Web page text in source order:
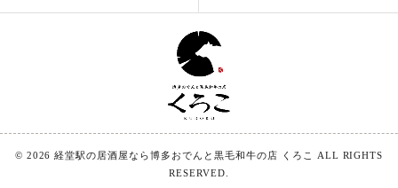
© 2026 経堂駅の居酒屋なら博多おでんと黒毛和牛の店 くろこ ALL RIGHTS
RESERVED.